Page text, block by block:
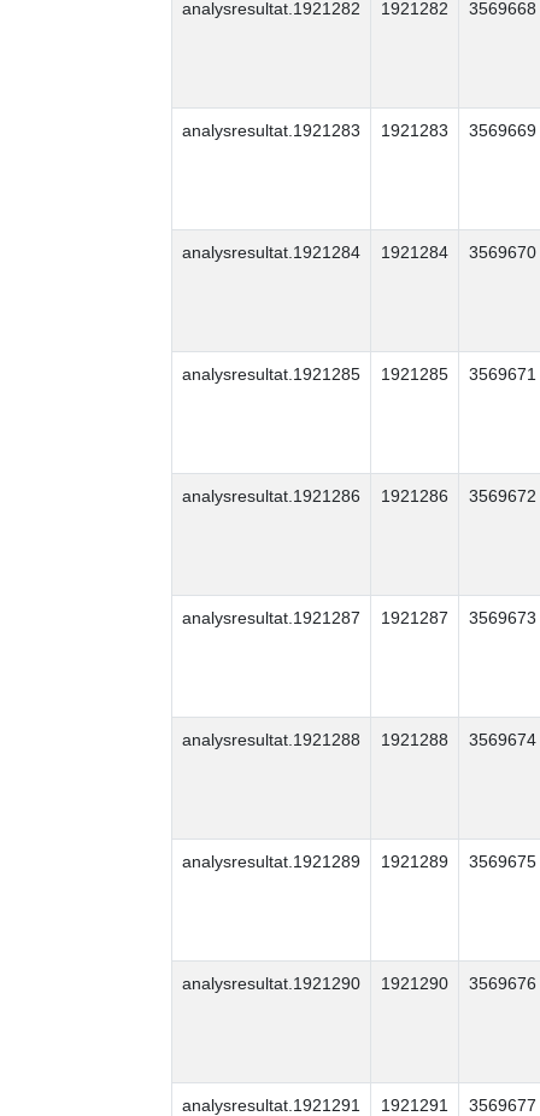
analysresultat.1921282 1921282 3569668
analysresultat.1921283 1921283 3569669
analysresultat.1921284 1921284 3569670
analysresultat.1921285 1921285 3569671
analysresultat.1921286 1921286 3569672
analysresultat.1921287 1921287 3569673
analysresultat.1921288 1921288 3569674
analysresultat.1921289 1921289 3569675
analysresultat.1921290 1921290 3569676
analysresultat.1921291 1921291 3569677